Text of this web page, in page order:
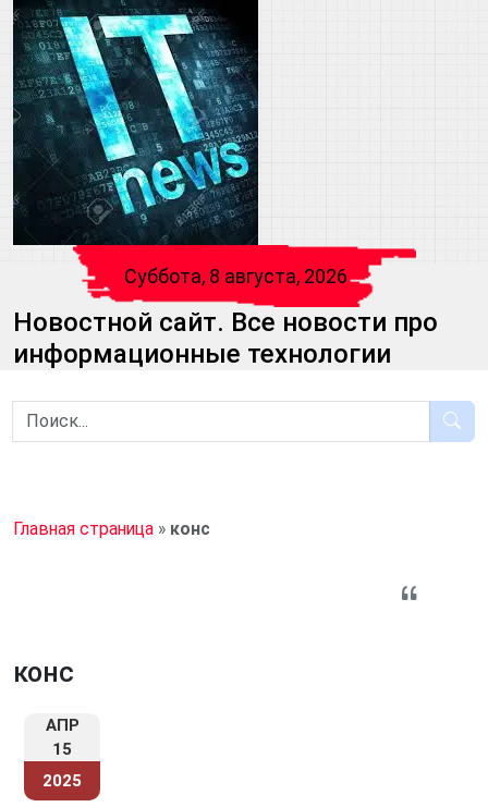
Суббота, 8 августа, 2026
Новостной сайт. Все новости про
информационные технологии
Главная страница » конс
конс
АПР
15
2025